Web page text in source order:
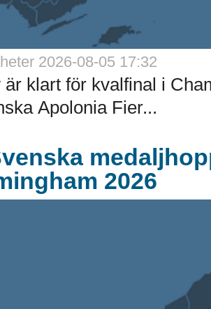
2026-08-05 17:32
klart för kvalfinal i
Apolonia Fier...
2026